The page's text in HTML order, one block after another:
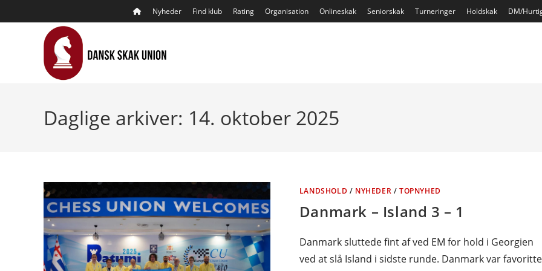
to
Nyheder Find klub Rating Organisation Onlineskak Seniorskak Turneringer Holdskak DM/
Daglige arkiver: 14. oktober 2025
LANDSHOLD / NYHEDER /TOPNYHED
Danmark – Island 3 – 1
Danmark sluttede fint af ved EM for hold i Georgien
ved at slå Island i sidste runde. Danmark var